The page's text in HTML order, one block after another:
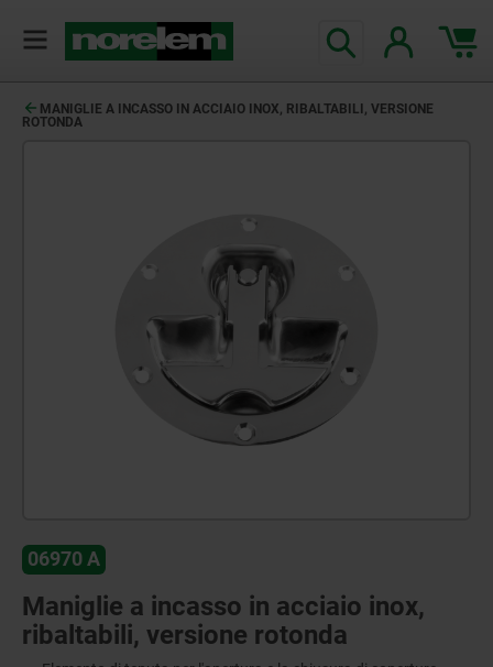
MANIGLIE A INCASSO IN ACCIAIO INOX, RIBALTABILI, VERSIONE
ROTONDA
06970 A
Maniglie a incasso in acciaio inox,
ribaltabili, versione rotonda